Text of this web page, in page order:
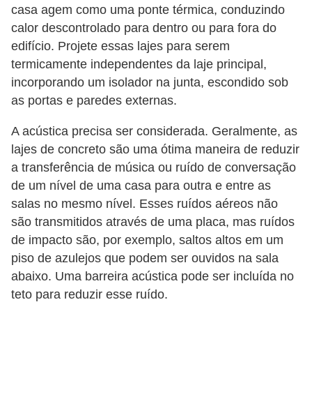
casa agem como uma ponte térmica, conduzindo
calor descontrolado para dentro ou para fora do
edifício. Projete essas lajes para serem
termicamente independentes da laje principal,
incorporando um isolador na junta, escondido sob
as portas e paredes externas.
A acústica precisa ser considerada. Geralmente, as
lajes de concreto são uma ótima maneira de reduzir
a transferência de música ou ruído de conversação
de um nível de uma casa para outra e entre as
salas no mesmo nível. Esses ruídos aéreos não
são transmitidos através de uma placa, mas ruídos
de impacto são, por exemplo, saltos altos em um
piso de azulejos que podem ser ouvidos na sala
abaixo. Uma barreira acústica pode ser incluída no
teto para reduzir esse ruído.